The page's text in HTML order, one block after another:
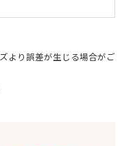
より誤差が生じる場合がご